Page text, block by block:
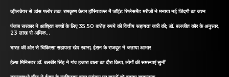
व्हीलचेयर से डांस फ्लोर तक: रामकृष्ण केयर हॉस्पिटल्स में जॉइंट रिप्लेसमेंट मरीजों ने मनाया नई जिंदगी का जश्न
पंजाब सरकार ने आश्रित बच्चों के लिए 35.50 करोड़ रुपये की वित्तीय सहायता जारी की; डॉ. बलजीत कौर के अनुसार,
23 लाख से अधिक...
भारत की ओर से चिकित्सा सहायता खेप रवाना, ईरान के राजदूत ने जताया आभार
हेल्थ मिनिस्टर डॉ. बलबीर सिंह ने गांव हजारा वाला का दौरा किया, लोगों की समस्याएं सुनीं